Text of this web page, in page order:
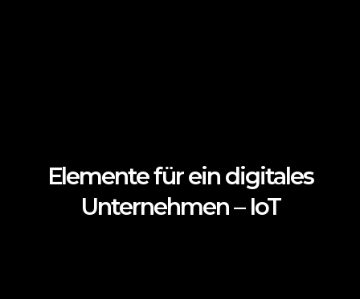
Elemente für ein digitales
Unternehmen – IoT